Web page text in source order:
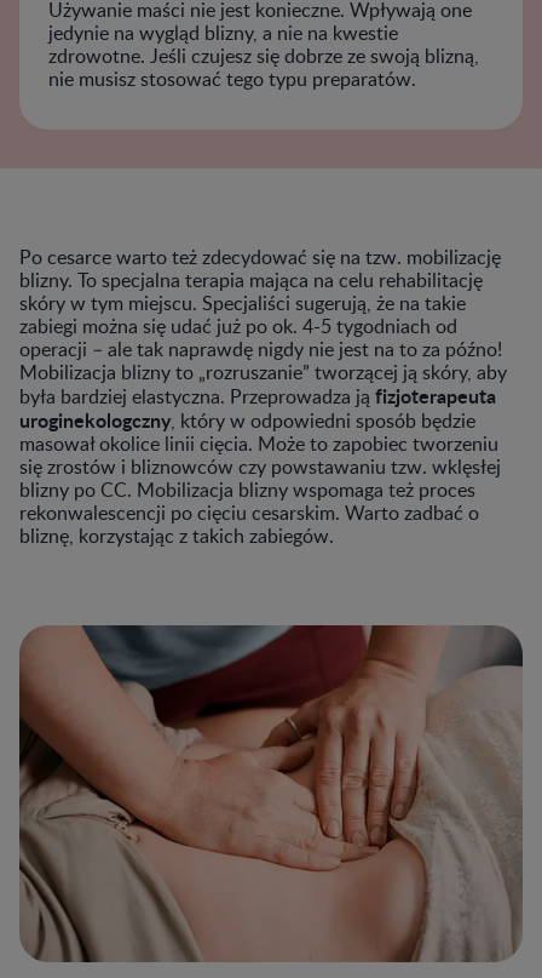
Używanie maści nie jest konieczne. Wpływają one
jedynie na wygląd blizny, a nie na kwestie
zdrowotne. Jeśli czujesz się dobrze ze swoją blizną,
nie musisz stosować tego typu preparatów.
Po cesarce warto też zdecydować się na tzw. mobilizację
blizny. To specjalna terapia mająca na celu rehabilitację
skóry w tym miejscu. Specjaliści sugerują, że na takie
zabiegi można się udać już po ok. 4-5 tygodniach od
operacji – ale tak naprawdę nigdy nie jest na to za późno!
Mobilizacja blizny to „rozruszanie” tworzącej ją skóry, aby
była bardziej elastyczna. Przeprowadza ją fizjoterapeuta
uroginekologczny, który w odpowiedni sposób będzie
masował okolice linii cięcia. Może to zapobiec tworzeniu
się zrostów i bliznowców czy powstawaniu tzw. wklęsłej
blizny po CC. Mobilizacja blizny wspomaga też proces
rekonwalescencji po cięciu cesarskim. Warto zadbać o
bliznę, korzystając z takich zabiegów.